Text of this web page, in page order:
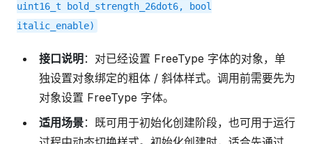
uint16_t
bold_strength_26dot6,
bool
italic_enable)
接口说明 ：对已经设置 FreeType 字体的对象，单
独设置对象绑定的粗体 / 斜体样式。调用前需要先为
对象设置 FreeType 字体。
适用场景：既可用于初始化创建阶段，也可用于运行